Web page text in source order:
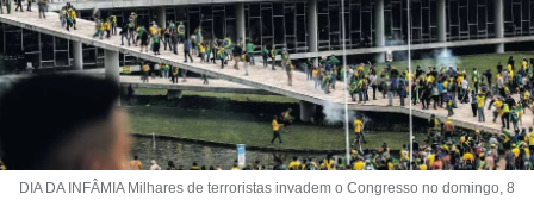
DIA DA INFÂMIA Milhares de terroristas invadem o Congresso no domingo, 8